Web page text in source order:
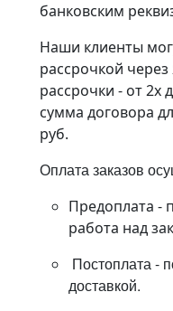
банковским
Наши клиенты
рассрочкой
рассрочки - от 2х
сумма договора
руб.
Оплата заказов
Предоплата -
работа над
Постоплата -
доставкой.